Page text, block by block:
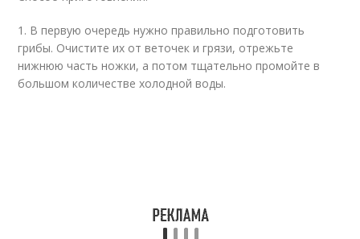
1. В первую очередь нужно правильно подготовить
грибы. Очистите их от веточек и грязи, отрежьте
нижнюю часть ножки, а потом тщательно промойте в
большом количестве холодной воды.